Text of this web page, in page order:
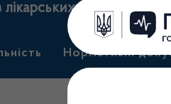
лікарських засобів та
Нормативні